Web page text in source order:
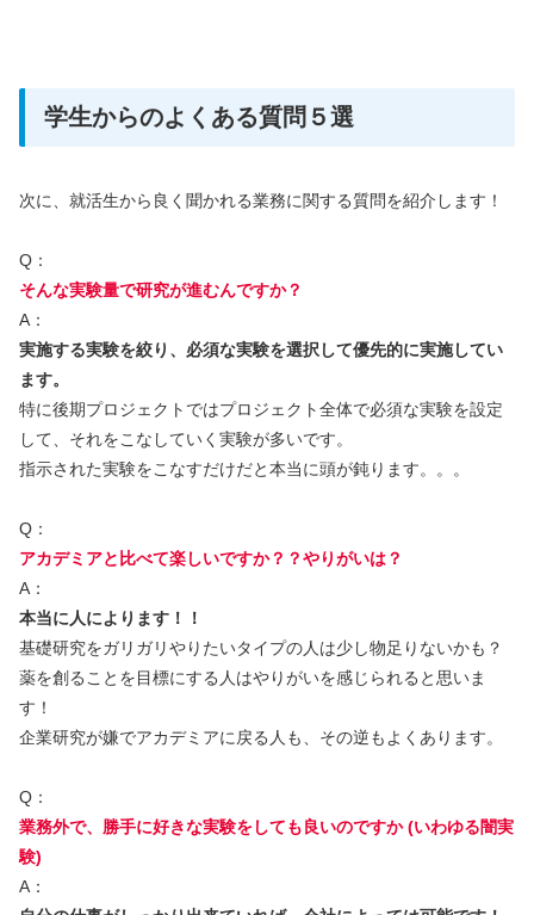
学生からのよくある質問５選
次に、就活生から良く聞かれる業務に関する質問を紹介します！
Q：
そんな実験量で研究が進むんですか？
A：
実施する実験を絞り、必須な実験を選択して優先的に実施してい
ます。
特に後期プロジェクトではプロジェクト全体で必須な実験を設定
して、それをこなしていく実験が多いです。
指示された実験をこなすだけだと本当に頭が鈍ります。。。
Q：
アカデミアと比べて楽しいですか？？やりがいは？
A：
本当に人によります！！
基礎研究をガリガリやりたいタイプの人は少し物足りないかも？
薬を創ることを目標にする人はやりがいを感じられると思いま
す！
企業研究が嫌でアカデミアに戻る人も、その逆もよくあります。
Q：
業務外で、勝手に好きな実験をしても良いのですか (いわゆる闇実
験)
A：